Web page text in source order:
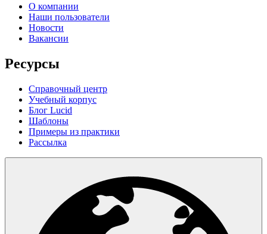
О компании
Наши пользователи
Новости
Вакансии
Ресурсы
Справочный центр
Учебный корпус
Блог Lucid
Шаблоны
Примеры из практики
Рассылка